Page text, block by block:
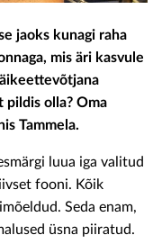
jaoks kunagi raha
mis äri kasvule
pildis olla? Oma
Tammela.
luua iga valitud
fooni. Kõik
Seda enam,
üsna piiratud.